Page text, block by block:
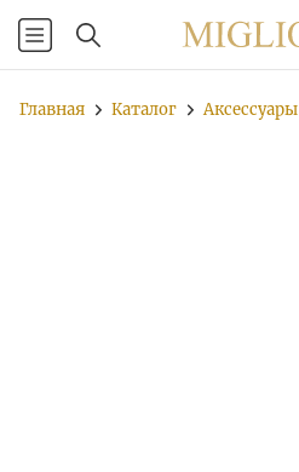
Главная Каталог Аксессуары